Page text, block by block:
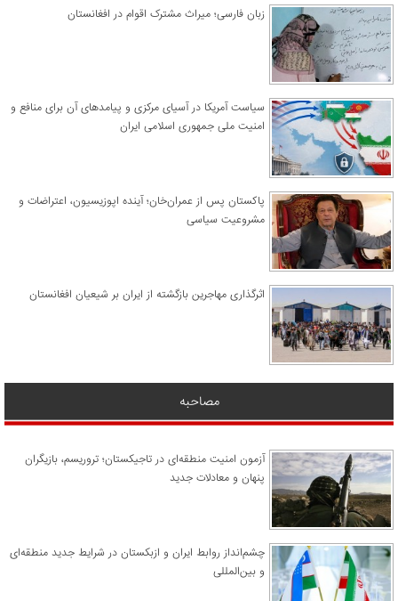
زبان فارسی؛ میراث مشترک اقوام در افغانستان
سیاست آمریکا در آسیای مرکزی و پیامدهای آن برای منافع و
امنیت ملی جمهوری اسلامی ایران
پاکستان پس از عمران‌خان؛ آینده اپوزیسیون، اعتراضات و
مشروعیت سیاسی
اثرگذاری مهاجرین بازگشته از ایران بر شیعیان افغانستان
مصاحبه
آزمون امنیت منطقه‌ای در تاجیکستان؛ تروریسم، بازیگران
پنهان و معادلات جدید
چشم‌انداز روابط ایران و ازبکستان در شرایط جدید منطقه‌ای
و بین‌المللی